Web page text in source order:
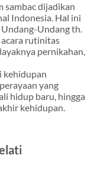
sambac dijadikan
Indonesia. Hal ini
Undang th.
rutinitas
pernikahan,
kehidupan
yang
hidup baru, hingga
kehidupan.